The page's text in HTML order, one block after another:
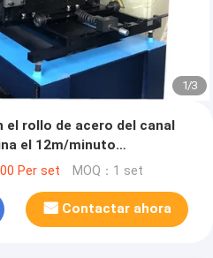
1/3
rollo de acero del canal
el 12m/minuto
particulares
Per set MOQ：1 set
Contactar ahora